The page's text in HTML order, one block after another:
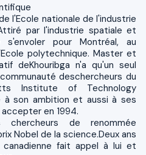
l'Ecole nationale de l'industrie
par l'industrie spatiale et
s'envoler pour Montréal, au
polytechnique. Master et
deKhouribga n'a qu'un seul
deschercheurs du
Institute of Technology
à son ambition et aussi à ses
en 1994.
de renommée
Nobel de la science.Deux ans
canadienne fait appel à lui et